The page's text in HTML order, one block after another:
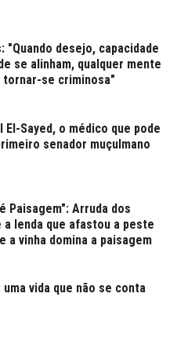
"Quando desejo, capacidade
se alinham, qualquer mente
tornar-se criminosa"
El-Sayed, o médico que pode
senador muçulmano
Paisagem": Arruda dos
a lenda que afastou a peste
a vinha domina a paisagem
uma vida que não se conta